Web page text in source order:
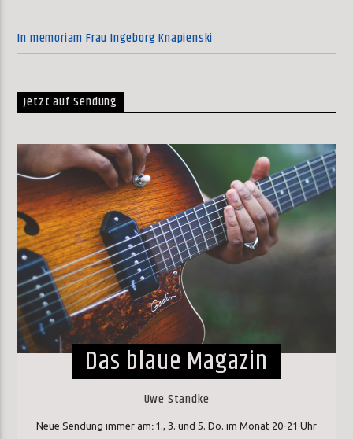
In memoriam Frau Ingeborg Knapienski
Jetzt auf Sendung
Das blaue Magazin
Uwe Standke
Neue Sendung immer am: 1., 3. und 5. Do. im Monat 20-21 Uhr